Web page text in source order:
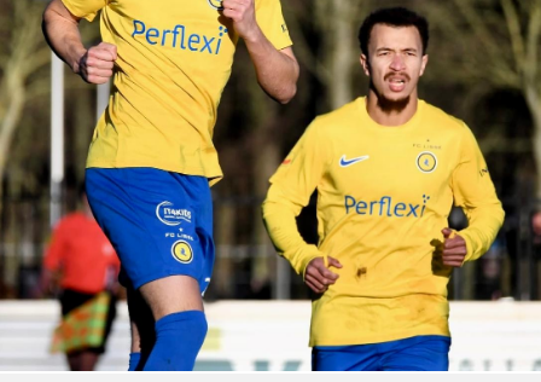
Vacatures
Join FC Lisse
Aanmelden voor proeftraining
Lid worden van FC Lisse
Word vrijwilliger
De Club van 100
Uitschrijven
Over FC Lisse
Organisatie
Informatie voor de Pers
Onze historie